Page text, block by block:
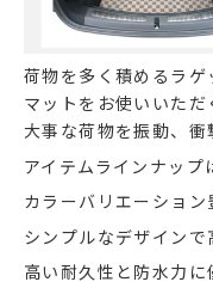
荷物を多く積めるラゲ
マットをお使いいただ
大事な荷物を振動、衝
アイテムラインナップ
カラーバリエーション
シンプルなデザインで
高い耐久性と防水力に